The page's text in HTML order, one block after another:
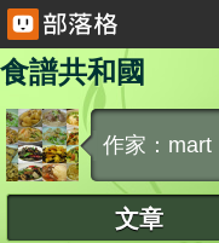
食譜共和國
作家：mart
文章